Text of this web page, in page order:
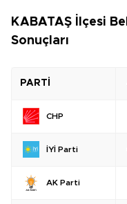
KABATAŞ İlçesi
Sonuçları
PARTİ
CHP
İYİ Parti
AK Parti